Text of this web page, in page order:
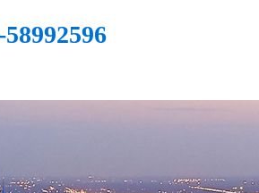
58992596